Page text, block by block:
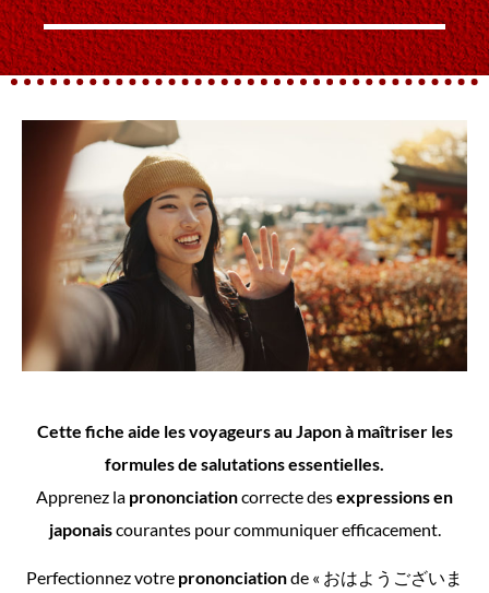
Cette fiche aide les voyageurs au Japon à maîtriser les
formules de salutations essentielles.
Apprenez la prononciationcorrecte desexpressions en
japonaiscourantes pour communiquer efficacement.
Perfectionnez votre prononciationde « おはようございま